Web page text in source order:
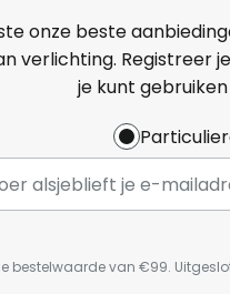
onze beste
verlichting. Registreer
je kunt
bestelwaarde van €99.